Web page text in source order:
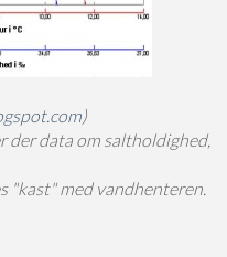
)
der data om saltholdighed,
"kast" med vandhenteren.